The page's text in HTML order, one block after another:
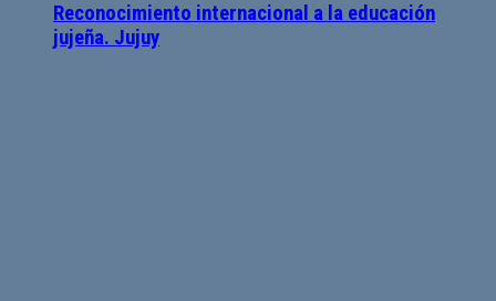
Reconocimiento internacional a la educación
jujeña. Jujuy